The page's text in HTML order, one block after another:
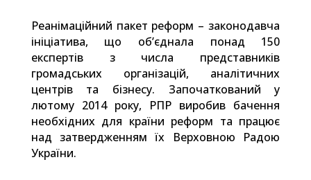
Реанімаційний пакет реформ – законодавча
ініціатива, що об’єднала понад 150
експертів з числа представників
громадських організацій, аналітичних
центрів та бізнесу. Започаткований у
лютому 2014 року, РПР виробив бачення
необхідних для країни реформ та працює
над затвердженням їх Верховною Радою
України.